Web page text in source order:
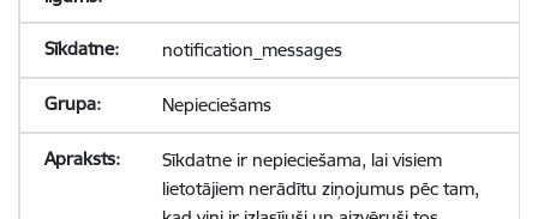
notification_messages
Nepieciešams
Sīkdatne ir nepieciešama, lai visiem
lietotājiem nerādītu ziņojumus pēc tam,